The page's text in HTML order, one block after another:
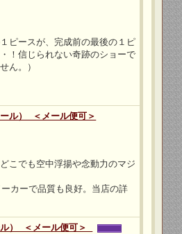
ピースが、完成前の最後の１ピ
！信じられない奇跡のショーで
ん。）
ル） ＜メール便可＞
こでも空中浮揚や念動力のマジ
カーで品質も良好。当店の詳
） ＜メール便可＞